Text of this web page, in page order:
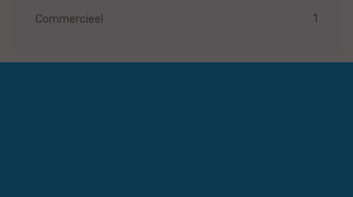
Commercieel 1